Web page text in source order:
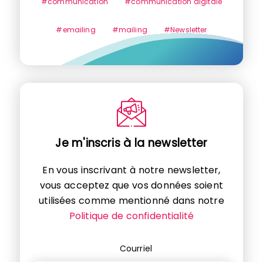
#emailing #mailing #Newsletter
Je m'inscris à la newsletter
En vous inscrivant à notre newsletter,
vous acceptez que vos données soient
utilisées comme mentionné dans notre
Politique de confidentialité
Courriel